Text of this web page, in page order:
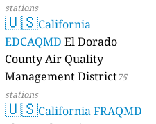
stations
🇺🇸California
EDCAQMD El Dorado
County Air Quality
Management District75
stations
🇺🇸California FRAQMD